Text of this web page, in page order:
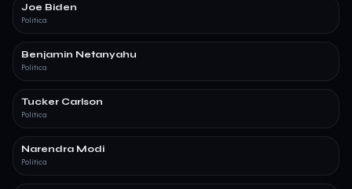
Joe Biden
Política
Benjamin Netanyahu
Política
Tucker Carlson
Política
Narendra Modi
Política